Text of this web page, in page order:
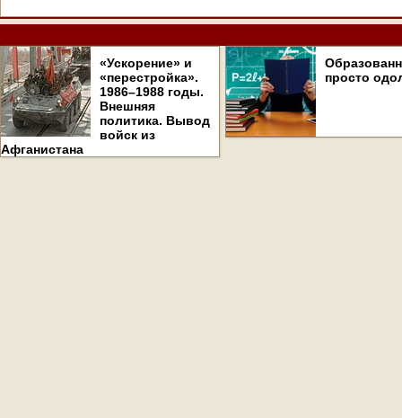
«Ускорение» и
«перестройка».
1986–1988 годы.
Внешняя
политика. Вывод
войск из
Афганистана
просто